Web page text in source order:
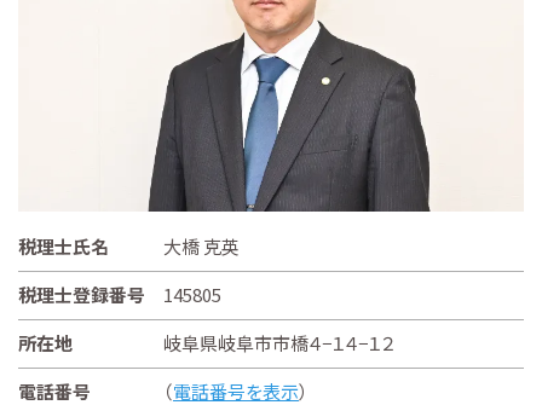
税理士氏名
大橋 克英
税理士登録番号
145805
所在地
岐阜県岐阜市市橋４−１４−１２
電話番号
（電話番号を表示）